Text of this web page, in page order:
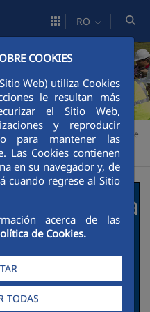
COOKIES
Web) utiliza Cookies
le resultan más
el Sitio Web,
y reproducir
para mantener las
Las Cookies contienen
en su navegador y, de
cuando regrese al Sitio
acerca de las
de Cookies.
TODAS
RO
> Impulsores de la transición verde
Murcia a
social y